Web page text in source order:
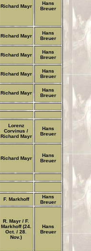
Richard Mayr
Hans
Breuer
Richard Mayr
Hans
Breuer
Richard Mayr
Hans
Breuer
Richard Mayr
Hans
Breuer
Richard Mayr
Hans
Breuer
Lorenz
Corvinus /
Richard Mayr
Hans
Breuer
Richard Mayr
Hans
Breuer
F. Markhoff
Hans
Breuer
R. Mayr / F.
Markhoff (24.
Oct. / 28.
Nov.)
Hans
Breuer